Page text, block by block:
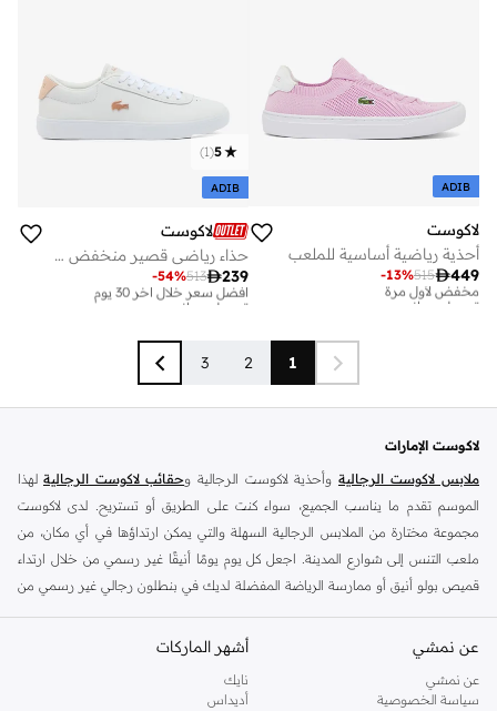
ADIB
لاكوست
أحذية رياضية أساسية للملعب
449
515
-13%
مخفض لأول مرة
توصيل مجاني
5
(
1
)
ADIB
لاكوست
حذاء رياضي قصير منخفض من بيس شوت
239
513
-54%
أفضل سعر خلال آخر 30 يوم
توصيل مجاني
1
2
3
لاكوست الإمارات
ملابس لاكوست الرجالية وأحذية لاكوست الرجالية وحقائب لاكوست الرجالية لهذا
الموسم تقدم ما يناسب الجميع، سواء كنت على الطريق أو تستريح. لدى لاكوست
مجموعة مختارة من الملابس الرجالية السهلة والتي يمكن ارتداؤها في أي مكان، من
ملعب التنس إلى شوارع المدينة. اجعل كل يوم يومًا أنيقًا غير رسمي من خلال ارتداء
قميص بولو أنيق أو ممارسة الرياضة المفضلة لديك في بنطلون رجالي غير رسمي من
ومعاطف لاكوست الرجالية
. إذا كنت تستمتع بالموضة وتريد الظهور بأفضل ما لديك،
لتجعلك تشعر بالروعة. هناك الكثير من الجيوب لهاتفك، وأربطة لتحميك من الهواء البارد،
عن نمشي
عن نمشي
سياسة الخصوصية
أشهر الماركات
نايك
أديداس